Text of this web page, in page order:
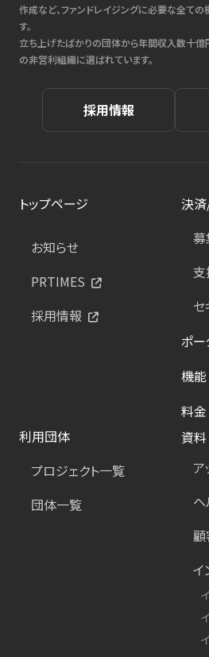
作成など、ファンドレイジングに必要な全て
す。
立ち上げたばかりの団体から年間収入数十億
の非営利組織に選ばれています。
採用情報
トップページ
お知らせ
PRTIMES
採用情報
決
セ
ポ
機能
料金
利用団体
プロジェクト一覧
団体一覧
資料
ア
ヘ
顧
イ